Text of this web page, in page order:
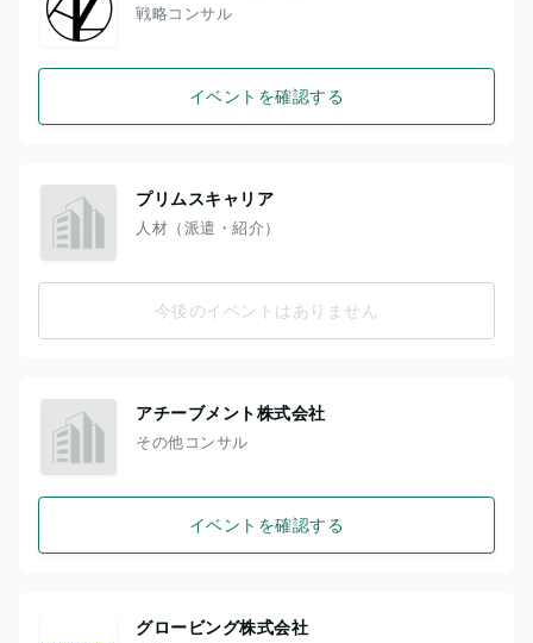
戦略コンサル
イベントを確認する
プリムスキャリア
人材（派遣・紹介）
今後のイベントはありません
アチーブメント株式会社
その他コンサル
イベントを確認する
グロービング株式会社